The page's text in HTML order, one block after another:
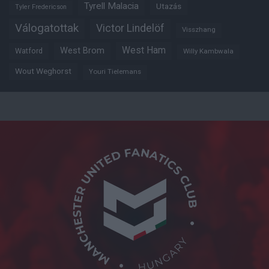
Tyler Fredericson Tyrell Malacia Utazás
Válogatottak Victor Lindelöf Visszhang
Watford West Brom West Ham Willy Kambwala
Wout Weghorst Youri Tielemans